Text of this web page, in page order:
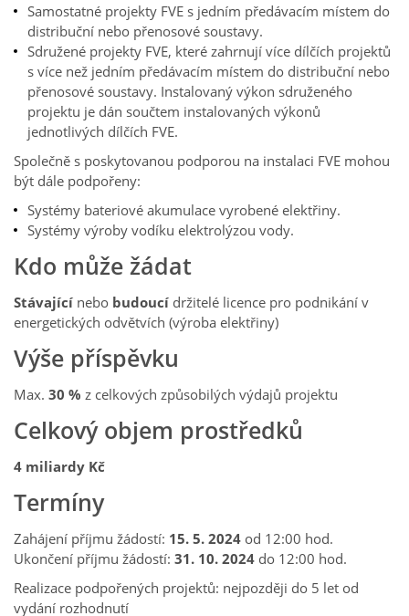
Samostatné projekty FVE s jedním předávacím místem do
distribuční nebo přenosové soustavy.
Sdružené projekty FVE, které zahrnují více dílčích projektů
s více než jedním předávacím místem do distribuční nebo
přenosové soustavy. Instalovaný výkon sdruženého
projektu je dán součtem instalovaných výkonů
jednotlivých dílčích FVE.
Společně s poskytovanou podporou na instalaci FVE mohou
být dále podpořeny:
Systémy bateriové akumulace vyrobené elektřiny.
Systémy výroby vodíku elektrolýzou vody.
Kdo může žádat
Stávající nebo budoucí držitelé licence pro podnikání v
energetických odvětvích (výroba elektřiny)
Výše příspěvku
Max. 30 % z celkových způsobilých výdajů projektu
Celkový objem prostředků
4 miliardy Kč
Termíny
Zahájení příjmu žádostí: 15. 5. 2024 od 12:00 hod.
Ukončení příjmu žádostí: 31. 10. 2024 do 12:00 hod.
Realizace podpořených projektů: nejpozději do 5 let od
vydání rozhodnutí